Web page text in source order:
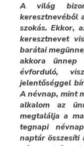
A világ
keresztnevéből
szokás. Ekkor,
keresztnevet
barátai
akkora
évforduló,
jelentőséggel
A névnap, mint
alkalom az
megtalálja a
tegnapi
naptár összesíti